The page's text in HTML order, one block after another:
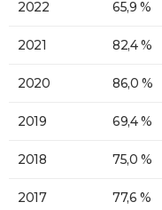
2022 65,9 %
2021 82,4 %
2020 86,0 %
2019 69,4 %
2018 75,0 %
2017 77,6 %